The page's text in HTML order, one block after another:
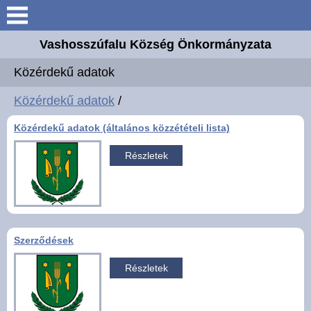
Keresés
Bemutatkozás
Elérhetőségek
Önkormányzat
Intézmények
Választási információk
E-ügyintézés
Vashosszúfalu Község Önkormányzata
Közérdekű adatok
Közérdekű adatok /
Közérdekű adatok (általános közzétételi lista)
Részletek
Szerződések
Részletek